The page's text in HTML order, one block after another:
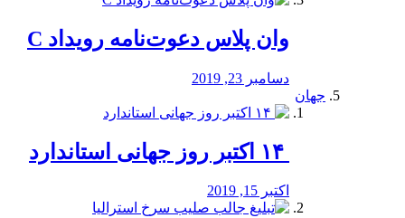
وان پلاس دعوت‌نامه رویداد C
دسامبر 23, 2019
جهان
اکتبر 15, 2019